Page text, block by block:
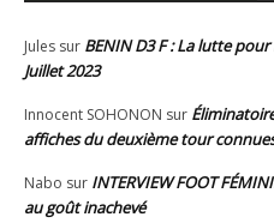
Jules sur BENIN D3 F : La lutte
Juillet 2023
Innocent SOHONON sur
affiches du deuxième tour
Nabo sur INTERVIEW FOOT
au goût inachevé